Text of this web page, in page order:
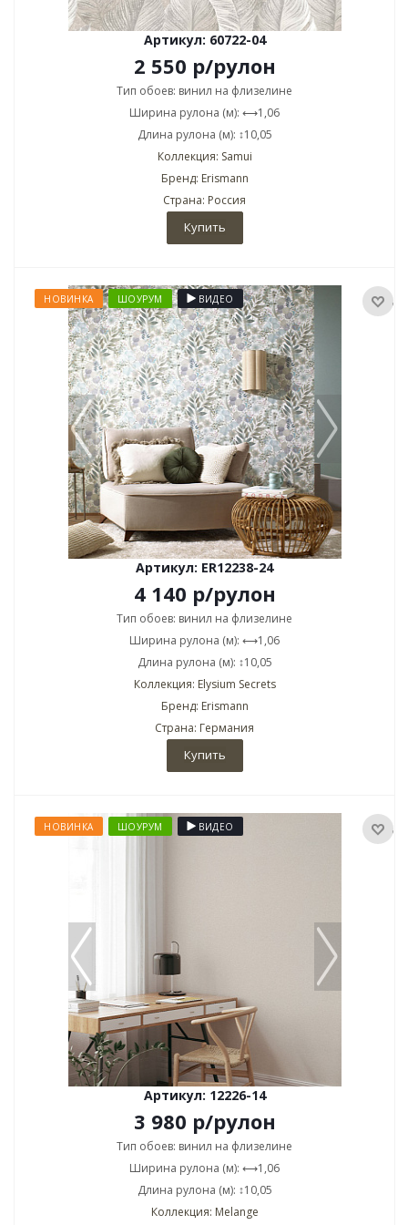
Артикул: 60722-04
2 550 р/рулон
Тип обоев: винил на флизелине
Ширина рулона (м): ⟷1,06
Длина рулона (м): ↕10,05
Коллекция: Samui
Бренд: Erismann
Страна: Россия
Купить
НОВИНКА ШОУРУМ ВИДЕО
Артикул: ER12238-24
4 140 р/рулон
Тип обоев: винил на флизелине
Ширина рулона (м): ⟷1,06
Длина рулона (м): ↕10,05
Коллекция: Elysium Secrets
Бренд: Erismann
Страна: Германия
Купить
НОВИНКА ШОУРУМ ВИДЕО
Артикул: 12226-14
3 980 р/рулон
Тип обоев: винил на флизелине
Ширина рулона (м): ⟷1,06
Длина рулона (м): ↕10,05
Коллекция: Melange